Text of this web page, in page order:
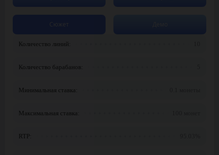
Количество линий:
Количество барабанов:
Минимальная ставка:
Максимальная ставка:
RTP:
Сюжет